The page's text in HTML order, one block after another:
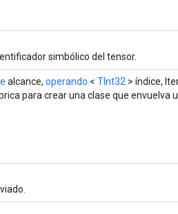
simbólico del tensor.
alcance, operando < TInt32 > índice,
para crear una clase que envuelva